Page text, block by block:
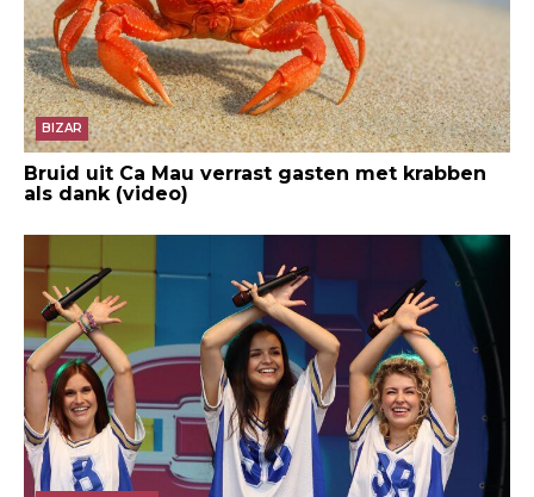
BIZAR
Bruid uit Ca Mau verrast gasten met krabben
als dank (video)